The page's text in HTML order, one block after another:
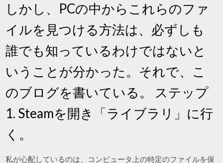
しかし、PCの中からこれらのファ
イルを見つける方法は、必ずしも
誰でも知っているわけではないと
いうことが分かった。それで、こ
のブログを書いている。 ステップ
1. Steamを開き「ライブラリ」に行
く。
私が心配しているのは、コンピュータ上の特定のファイルを保